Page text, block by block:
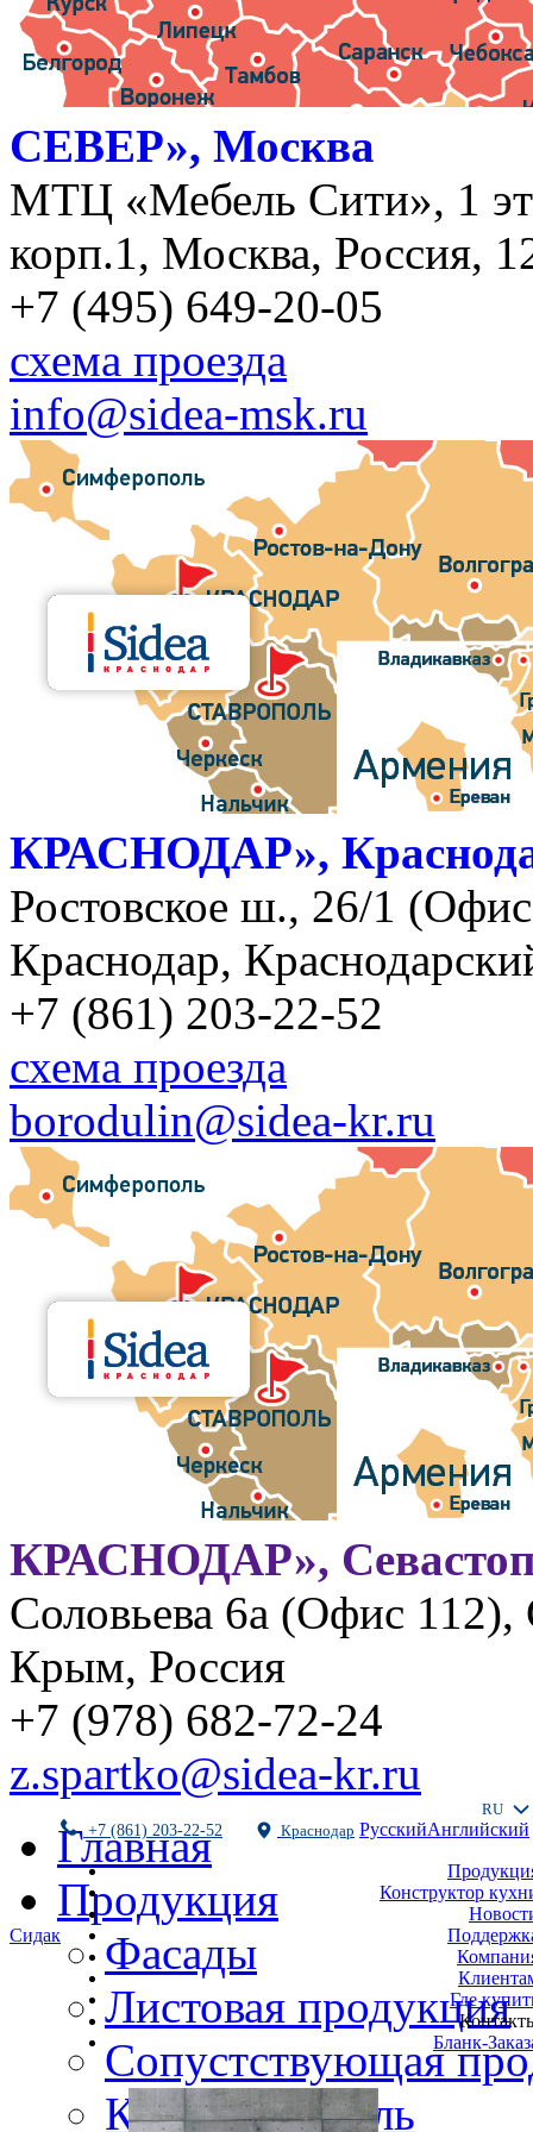
СЕВЕР», Москва
МТЦ «Мебель Сити», 1
корп.1, Москва, Россия,
+7 (495) 649-20-05
схема проезда
info@sidea-msk.ru
КРАСНОДАР»,
Ростовское ш., 26/1
Краснодар,
+7 (861) 203-22-52
схема проезда
borodulin@sidea-kr.ru
КРАСНОДАР»,
Соловьева 6а (Офис 112),
Крым, Россия
+7 (978) 682-72-24
z.spartko@sidea-kr.ru
Сидак
+7 (861) 203-22-52 Краснодар
RU
РусскийАнглийский
Конструктор
Где
Бланк-
Главная
Продукция
Фасады
Листовая продукция
Сопустствующая
Кухни и мебель